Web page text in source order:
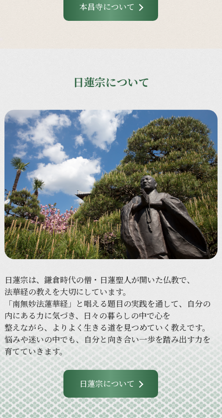
本昌寺について
日蓮宗について
日蓮宗は、 鎌倉時代の僧・日蓮聖人が開いた仏教で、
法華経の教えを大切にしています。
「南無妙法蓮華経」と唱える題目の実践を通して、
自分の
内にある力に気づき、 日々の暮らしの中で心を
整えながら、
より よく 生きる道を見つめていく 教えです。
悩みや迷いの中でも、 自分と向き合い一歩を踏み出す力を
育てていきます。
日蓮宗について